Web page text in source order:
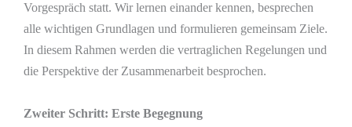
Vorgespräch statt. Wir lernen einander kennen, besprechen
alle wichtigen Grundlagen und formulieren gemeinsam Ziele.
In diesem Rahmen werden die vertraglichen Regelungen und
die Perspektive der Zusammenarbeit besprochen.
Zweiter Schritt: Erste Begegnung